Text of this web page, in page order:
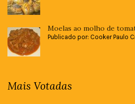
Moelas ao molho de
Publicado por: Cooker Paulo
Mais Votadas